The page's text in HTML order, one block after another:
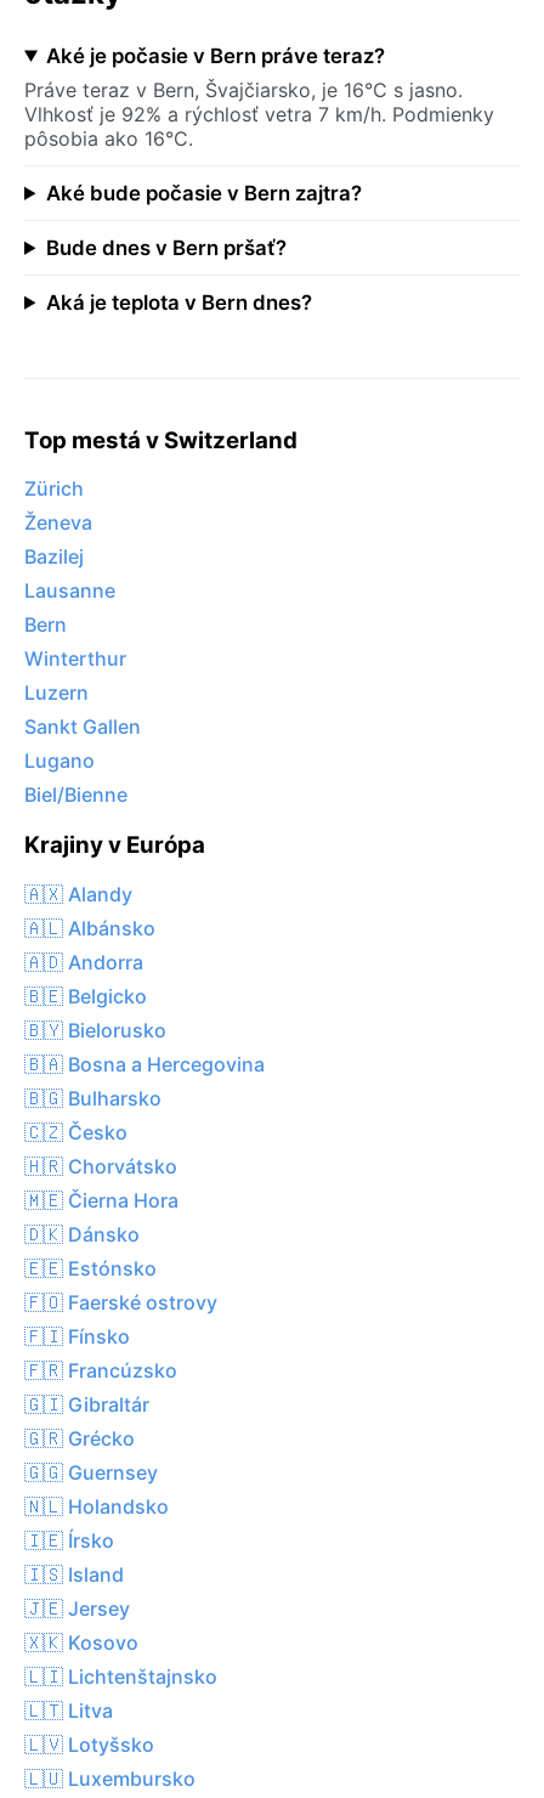
Aké je počasie v Bern práve teraz?
Práve teraz v Bern, Švajčiarsko, je 16°C s jasno.
Vlhkosť je 92% a rýchlosť vetra 7 km/h. Podmienky
pôsobia ako 16°C.
Aké bude počasie v Bern zajtra?
Bude dnes v Bern pršať?
Aká je teplota v Bern dnes?
Top mestá v Switzerland
Zürich
Ženeva
Bazilej
Lausanne
Bern
Winterthur
Luzern
Sankt Gallen
Lugano
Biel/Bienne
Krajiny v Európa
🇦🇽 Alandy
🇦🇱 Albánsko
🇦🇩 Andorra
🇧🇪 Belgicko
🇧🇾 Bielorusko
🇧🇦 Bosna a Hercegovina
🇧🇬 Bulharsko
🇨🇿 Česko
🇭🇷 Chorvátsko
🇲🇪 Čierna Hora
🇩🇰 Dánsko
🇪🇪 Estónsko
🇫🇴 Faerské ostrovy
🇫🇮 Fínsko
🇫🇷 Francúzsko
🇬🇮 Gibraltár
🇬🇷 Grécko
🇬🇬 Guernsey
🇳🇱 Holandsko
🇮🇪 Írsko
🇮🇸 Island
🇯🇪 Jersey
🇽🇰 Kosovo
🇱🇮 Lichtenštajnsko
🇱🇹 Litva
🇱🇻 Lotyšsko
🇱🇺 Luxembursko